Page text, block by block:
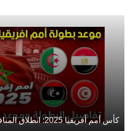
كأس أمم أفريقيا 2025: انطلاق المنافسات